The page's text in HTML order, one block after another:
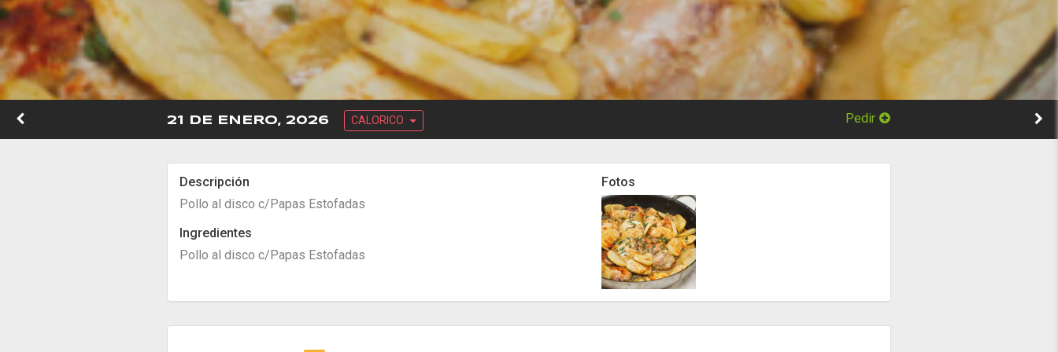
21 DE ENERO, 2026 CALORICO Pedir
Descripción
Pollo al disco c/Papas Estofadas
Ingredientes
Pollo al disco c/Papas Estofadas
Fotos